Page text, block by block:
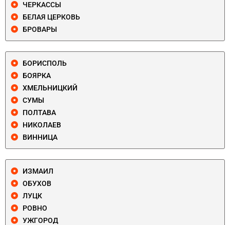
ЧЕРКАССЫ
БЕЛАЯ ЦЕРКОВЬ
БРОВАРЫ
БОРИСПОЛЬ
БОЯРКА
ХМЕЛЬНИЦКИЙ
СУМЫ
ПОЛТАВА
НИКОЛАЕВ
ВИННИЦА
ИЗМАИЛ
ОБУХОВ
ЛУЦК
РОВНО
УЖГОРОД